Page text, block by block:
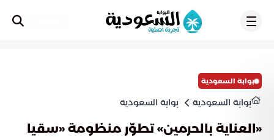
بوابة السعودية
بوابة السعودية بوابة السعودية
«العناية بالحرمين» تطوّر منظومة «سقيا